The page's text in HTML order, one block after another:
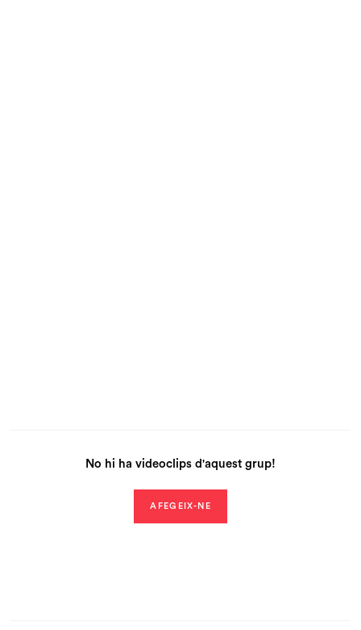
No hi ha videoclips d'aquest grup!
AFEGEIX-NE